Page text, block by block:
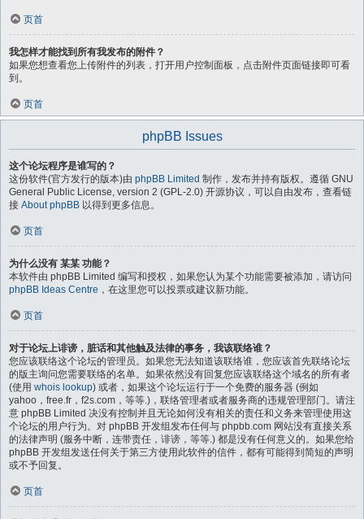
页首
我怎样才能找到所有我发布的附件？
如果您想查看您上传附件的列表，打开用户控制面板，点击附件页面链接即可看
到。
页首
phpBB Issues
这个论坛程序是谁写的？
这份软件(官方发行的版本)由 phpBB Limited 制作，发布并持有版权。遵循 GNU
General Public License, version 2 (GPL-2.0) 开源协议，可以自由发布，查看链
接 About phpBB 以得到更多信息。
页首
为什么没有 某某 功能？
本软件由 phpBB Limited 编写和授权，如果您认为某个功能需要被添加，请访问
phpBB Ideas Centre ，在这里您可以投票或建议新功能。
页首
对于论坛上诽谤，脏话和其他触及法律的事务，我该联络谁？
您应该联络这个论坛的管理员。如果您无法知道该联络谁，您应该首先联络论坛
的版主询问您需要联络的名单。如果依然没有回复您应该联络这个域名的所有者
(使用 whois lookup) 或者，如果这个论坛运行于一个免费的服务器 (例如
yahoo，free.fr，f2s.com，等等.)，联络管理者或者服务商的违规管理部门。请注
意 phpBB Limited 决没有控制并且无论如何没有相关的责任和义务来管理使用这
个论坛的用户行为。对 phpBB 开发组发布任何与 phpbb.com 网站没有直接关系
的法律声明 (服务中断，连带责任，诽谤，等等.) 都是没有任何意义的。如果您给
phpBB 开发组发送任何关于第三方使用此软件的信件，都有可能得到简短的声明
或不予回复。
页首